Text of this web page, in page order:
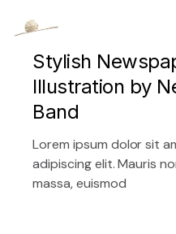
Accueil
Prestations
Realisations
Machines
Stylish
Illustration by
Band
Lorem ipsum dolor sit
adipiscing elit. Mauris
massa, euismod